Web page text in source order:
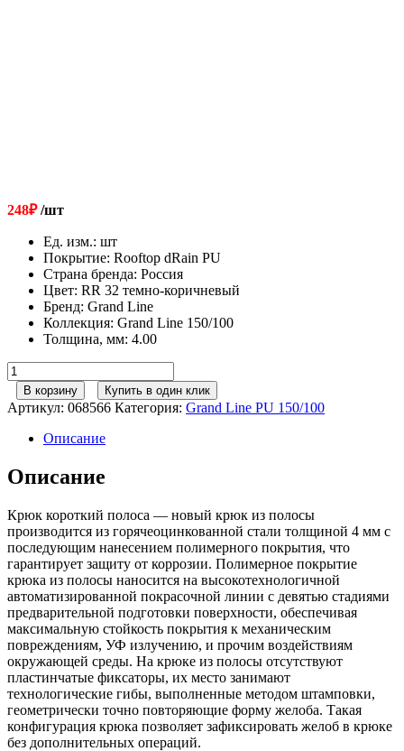
248₽/шт
Ед. изм.: шт
Покрытие: Rooftop dRain PU
Страна бренда: Россия
Цвет: RR 32 темно-коричневый
Бренд: Grand Line
Коллекция: Grand Line 150/100
Толщина, мм: 4.00
Количество
товара
Крюк
короткий
полоса
PU
150
RR
32
темно-
коричневый
В корзину Купить в один клик
Артикул: 068566 Категория: Grand Line РU 150/100
Описание
Описание
Крюк короткий полоса — новый крюк из полосы
производится из горячеоцинкованной стали толщиной 4 мм с
последующим нанесением полимерного покрытия, что
гарантирует защиту от коррозии. Полимерное покрытие
крюка из полосы наносится на высокотехнологичной
автоматизированной покрасочной линии с девятью стадиями
предварительной подготовки поверхности, обеспечивая
максимальную стойкость покрытия к механическим
повреждениям, УФ излучению, и прочим воздействиям
окружающей среды. На крюке из полосы отсутствуют
пластинчатые фиксаторы, их место занимают
технологические гибы, выполненные методом штамповки,
геометрически точно повторяющие форму желоба. Такая
конфигурация крюка позволяет зафиксировать желоб в крюке
без дополнительных операций.